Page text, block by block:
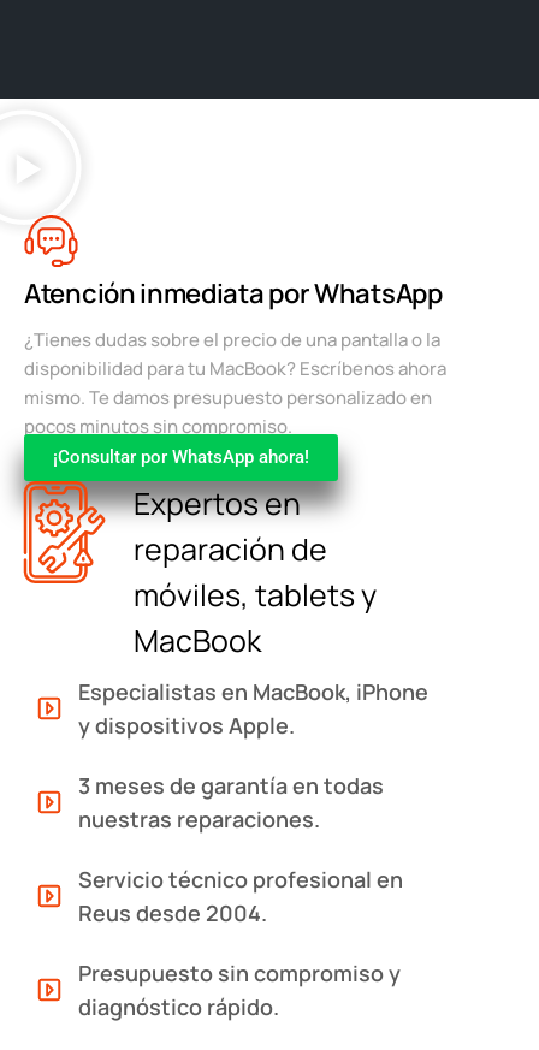
Atención inmediata por WhatsApp
¿Tienes dudas sobre el precio de una pantalla o la
disponibilidad para tu MacBook? Escríbenos ahora
mismo. Te damos presupuesto personalizado en
pocos minutos sin compromiso.
¡Consultar por WhatsApp ahora!
Expertos en
reparación de
móviles, tablets y
MacBook
Especialistas en MacBook, iPhone
y dispositivos Apple.
3 meses de garantía en todas
nuestras reparaciones.
Servicio técnico profesional en
Reus desde 2004.
Presupuesto sin compromiso y
diagnóstico rápido.